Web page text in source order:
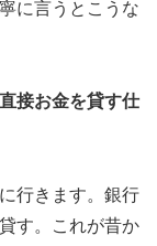
に言うとこうな
接お金を貸す仕
行きます。銀行
す。これが昔か